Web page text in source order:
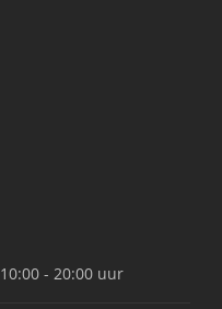
10:00 - 20:00 uur